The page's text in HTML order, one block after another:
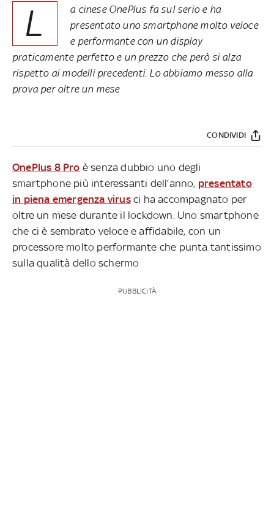
L
a cinese OnePlus fa sul serio e ha
presentato uno smartphone molto veloce
e performante con un display
praticamente perfetto e un prezzo che però si alza
rispetto ai modelli precedenti. Lo abbiamo messo alla
prova per oltre un mese
CONDIVIDI
OnePlus 8 Pro è senza dubbio uno degli
smartphone più interessanti dell’anno, presentato
in piena emergenza virusci ha accompagnato per
oltre un mese durante il lockdown. Uno smartphone
che ci è sembrato veloce e affidabile, con un
processore molto performante che punta tantissimo
sulla qualità dello schermo
PUBBLICITÀ